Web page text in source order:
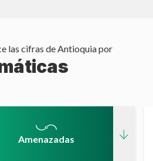
las cifras deAntioquiapor
Amenazadas